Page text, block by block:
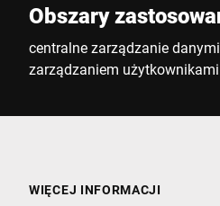
Obszary
centralne zarządzanie
zarządzaniem użytkownikami
WIĘCEJ INFORMACJI